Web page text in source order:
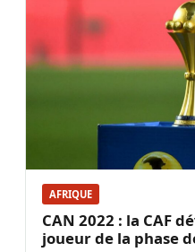
AFRIQUE
CAN 2022 : la CAF
joueur de la phase